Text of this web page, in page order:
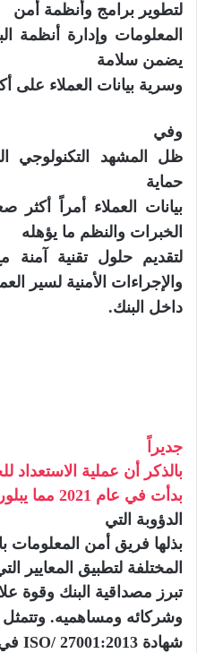
لتطوير برامج وأنظمة أمن
المعلومات وإدارة أنظمة
يضمن سلامة
وسرية بيانات العملاء على
وفي
ظل المشهد
التكنولوجي
حماية
بيانات العملاء أمراً أكثر
الخبرات والنظم ما يؤهله
لتقديم حلول تقنية
والإجراءات الأمنية لسير
داخل البنك.
جديراً
بالذكر أن عملية
بدأت في عام 2021 مما يبلور الجهود
الدؤوبة التي
بذلها فريق أمن المعلومات
المختلفة لتطبيق المعايير
تبرز مصداقية البنك وقوة
وشركائه ومساهميه.
شهادة ISO/ 27001:2013 في